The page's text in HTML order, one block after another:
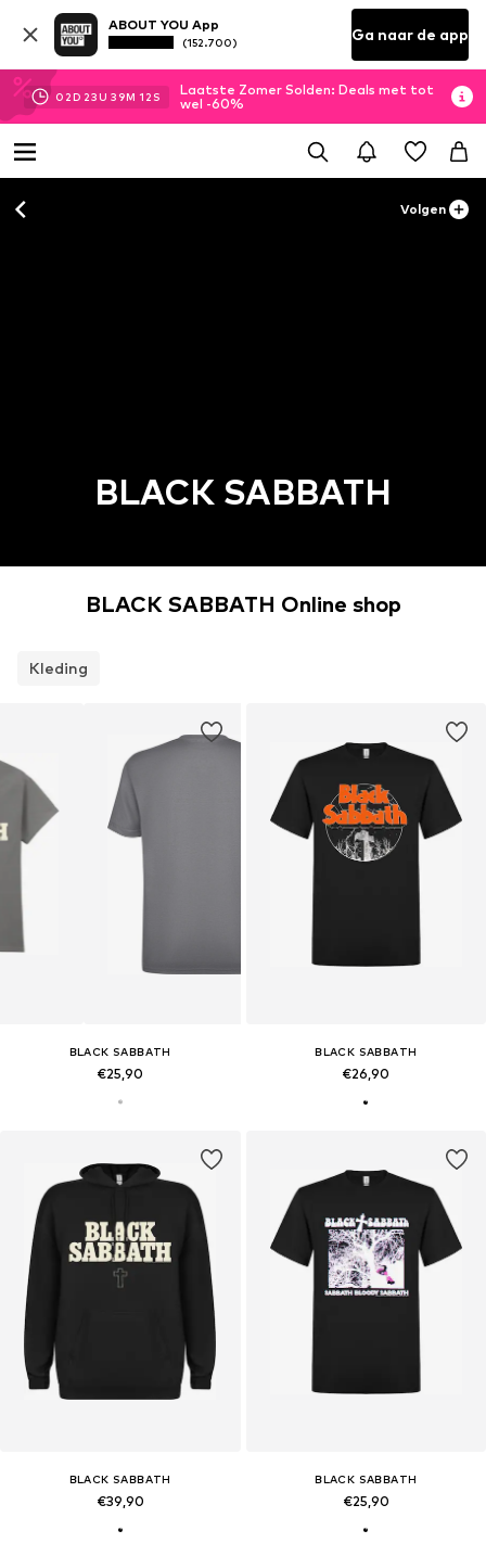
ABOUT YOU App
(152.700) Ga naar de app
02D 23U 39M 12 S
Laatste Zomer Solden: Deals met tot
wel -60%
Volgen
BLACK SABBATH
BLACK SABBATH Online shop
Kleding
BLACK SABBATH
€25,90
BLACK SABBATH
€26,90
BLACK SABBATH
€39,90
BLACK SABBATH
€25,90